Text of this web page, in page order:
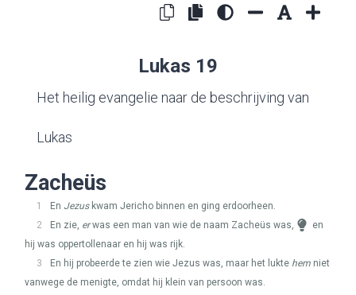
Lukas 19
Het heilig evangelie naar de beschrijving van
Lukas
Zacheüs
1 En Jezuskwam Jericho binnen en ging erdoorheen.
2
En zie, erwas een man van wie de naam Zacheüs was,
en
hij was oppertollenaar en hij was rijk.
3
En hij probeerde te zien wie Jezus was, maar het lukte hem niet
vanwege de menigte, omdat hij klein van persoon was.